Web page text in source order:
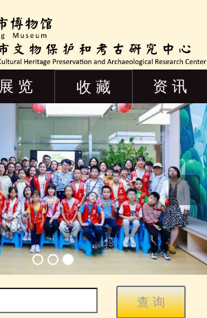
展 览 收 藏 资 讯